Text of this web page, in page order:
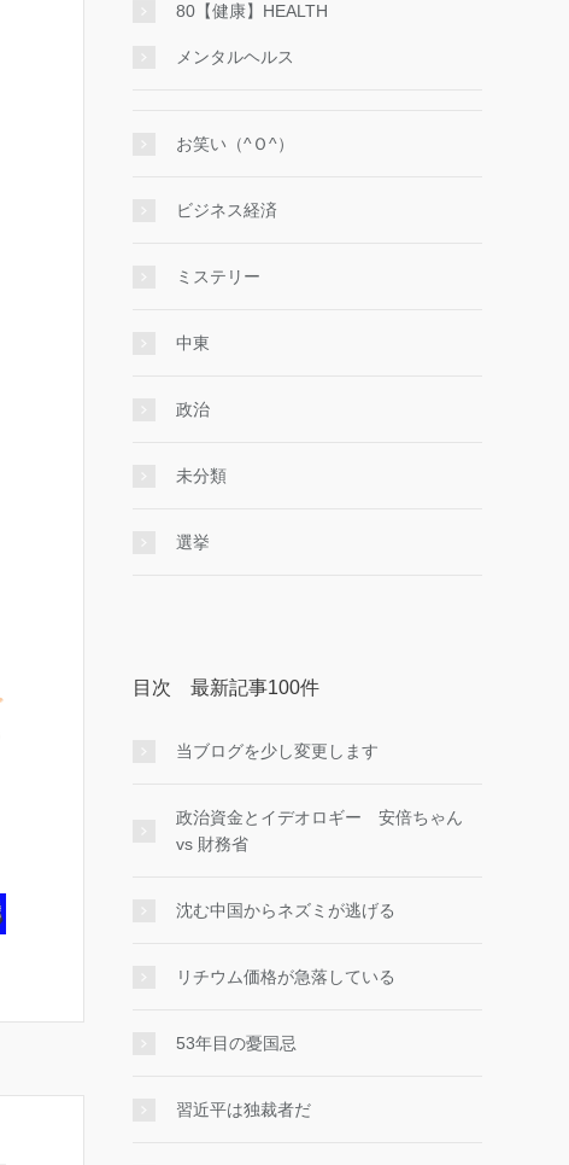
80【健康】HEALTH
メンタルヘルス
お笑い（^Ｏ^）
ビジネス経済
ミステリー
中東
政治
未分類
選挙
目次 最新記事100件
当ブログを少し変更します
政治資金とイデオロギー 安倍ちゃん
vs 財務省
沈む中国からネズミが逃げる
リチウム価格が急落している
53年目の憂国忌
習近平は独裁者だ